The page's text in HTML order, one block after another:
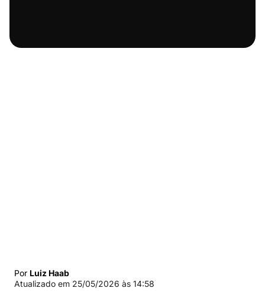
Por Luiz Haab
Atualizado em 25/05/2026 às 14:58